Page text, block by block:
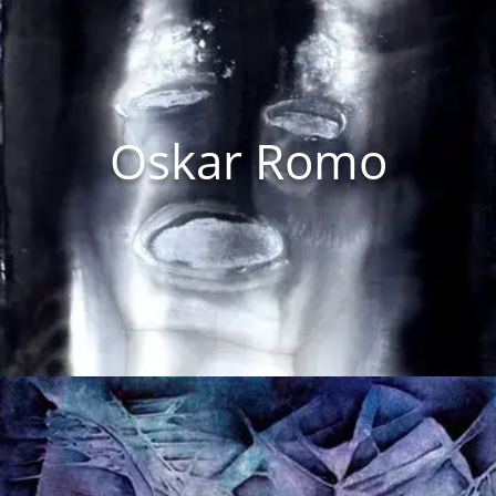
Oskar Romo